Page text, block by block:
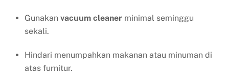
Gunakan vacuum cleaner minimal seminggu
sekali.
Hindari menumpahkan makanan atau minuman di
atas furnitur.